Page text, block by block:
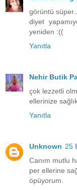
görüntü
diyet
yeniden :((
Yanıtla
Nehir Butik
çok lezzetli
ellerinize
Yanıtla
Unknown 25
Canım mutlu
per ellerine
öpüyorum.